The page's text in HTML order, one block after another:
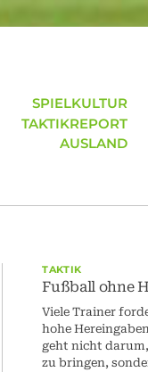
SPIELKULTUR
TAKTIKREPORT
AUSLAND
TAKTIK
Fußball ohne
Viele Trainer
hohe
geht nicht
zu bringen,